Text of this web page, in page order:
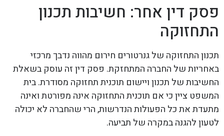
פסק דין אחר: חשיבות תכנון
התחזוקה
תכנון התחזוקה של גנרטורים חירום מהווה נדבך מרכזי
באחריות של החברה המתחזקת. פסק דין זה עוסק בשאלת
החשיבות של תכנון ויישום תוכנית תחזוקה מסודרת. בית
המשפט ציין כי אם תוכנית התחזוקה אינה מפורטת ואינה
מתעדת את כל הפעולות הנדרשות, הרי שהחברה לא יכולה
לטעון להגנה במקרה של תביעה.